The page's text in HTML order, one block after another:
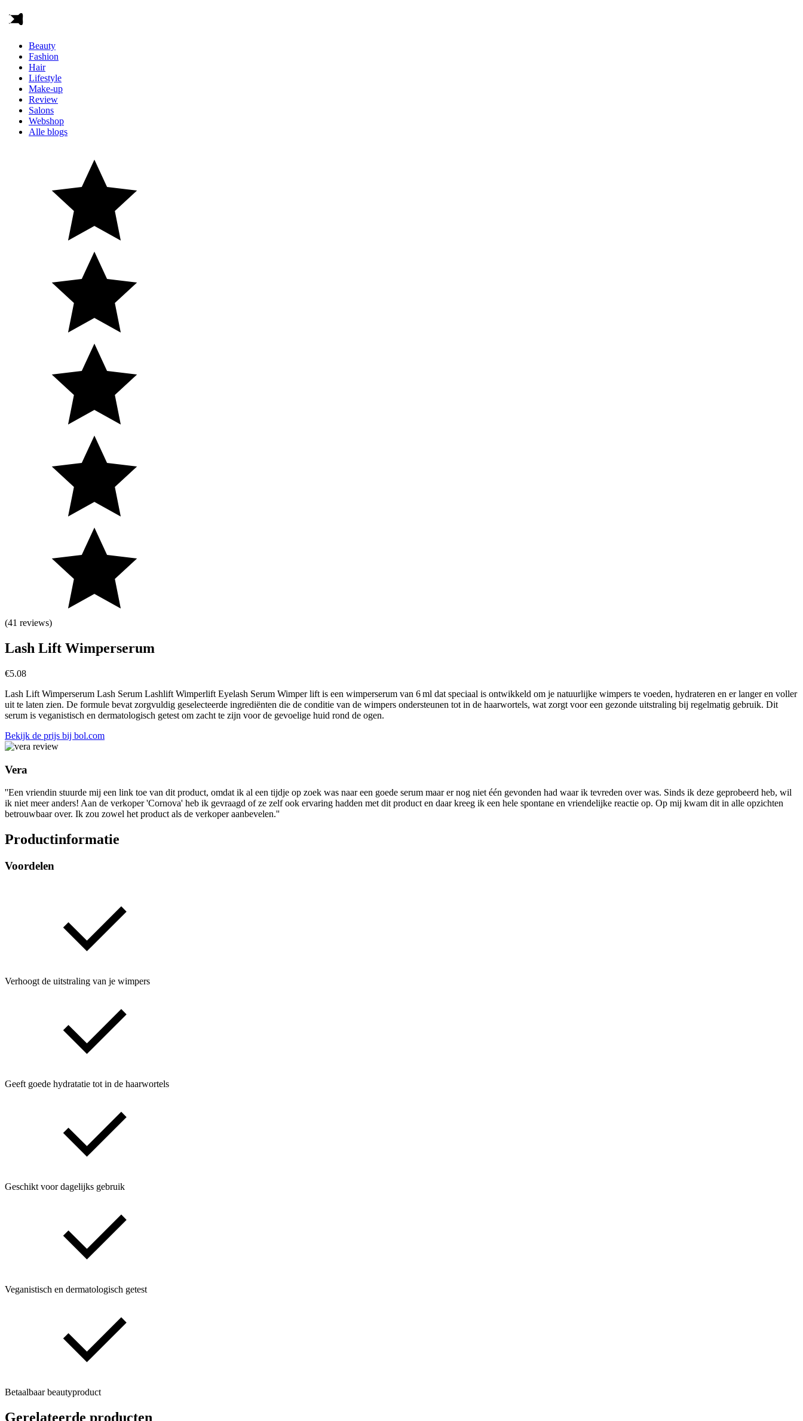
Beauty
Fashion
Hair
Lifestyle
Make-up
Review
Salons
Webshop
Alle blogs
(41 reviews)
Lash Lift Wimperserum
€5.08
Lash Lift Wimperserum Lash Serum Lashlift Wimperlift Eyelash Serum Wimper lift is een wimperserum van 6 ml dat speciaal is ontwikkeld om je natuurlijke wimpers te voeden, hydrateren en er langer en voller
uit te laten zien. De formule bevat zorgvuldig geselecteerde ingrediënten die de conditie van de wimpers ondersteunen tot in de haarwortels, wat zorgt voor een gezonde uitstraling bij regelmatig gebruik. Dit
serum is veganistisch en dermatologisch getest om zacht te zijn voor de gevoelige huid rond de ogen.
Bekijk de prijs bij bol.com
Vera
''Een vriendin stuurde mij een link toe van dit product, omdat ik al een tijdje op zoek was naar een goede serum maar er nog niet één gevonden had waar ik tevreden over was. Sinds ik deze geprobeerd heb, wil
ik niet meer anders! Aan de verkoper 'Cornova' heb ik gevraagd of ze zelf ook ervaring hadden met dit product en daar kreeg ik een hele spontane en vriendelijke reactie op. Op mij kwam dit in alle opzichten
betrouwbaar over. Ik zou zowel het product als de verkoper aanbevelen.''
Productinformatie
Voordelen
Verhoogt de uitstraling van je wimpers
Geeft goede hydratatie tot in de haarwortels
Geschikt voor dagelijks gebruik
Veganistisch en dermatologisch getest
Betaalbaar beautyproduct
Gerelateerde producten